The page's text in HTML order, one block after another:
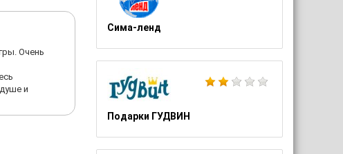
Сима-ленд
Подарки ГУДВИН
Очень
и